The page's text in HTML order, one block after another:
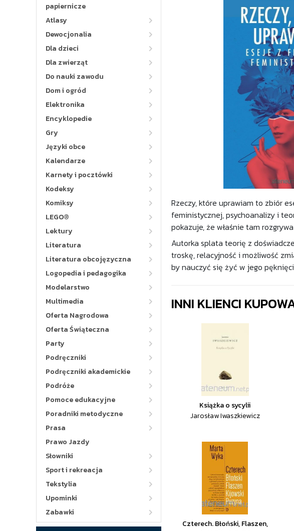
papiernicze
Atlasy
Dewocjonalia
Dla dzieci
Dla zwierząt
Do nauki zawodu
Dom i ogród
Elektronika
Encyklopedie
Gry
Języki obce
Kalendarze
Karnety i pocztówki
Kodeksy
Komiksy
LEGO®
Lektury
Literatura
Literatura obcojęzyczna
Logopedia i pedagogika
Modelarstwo
Multimedia
Oferta Nagrodowa
Oferta Świąteczna
Party
Podręczniki
Podręczniki akademickie
Podróże
Pomoce edukacyjne
Poradniki metodyczne
Prasa
Prawo Jazdy
Słowniki
Sport i rekreacja
Tekstylia
Upominki
Zabawki
Rzeczy, które uprawiam to zbiór
feministycznej, psychoanalizy i
pokazuje, że właśnie tam
Autorka splata teorię z
troskę, relacyjność i możliwość
by nauczyć się żyć w jego
INNI KLIENCI
Książka o sycylii
Jarosław Iwaszkiewicz
Czterech. Błoński, Flaszen,